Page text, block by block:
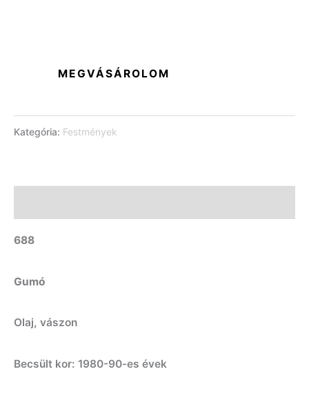
MEGVÁSÁROLOM
Kategória: Festmények
688
Gumó
Olaj, vászon
Becsült kor: 1980-90-es évek